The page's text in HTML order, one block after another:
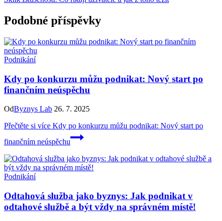
Podobné příspěvky
Podnikání
Kdy po konkurzu můžu podnikat: Nový start po
finančním neúspěchu
OdByznys Lab 26. 7. 2025
Přečtěte si více Kdy po konkurzu můžu podnikat: Nový start po
finančním neúspěchu
Podnikání
Odtahová služba jako byznys: Jak podnikat v
odtahové službě a být vždy na správném místě!